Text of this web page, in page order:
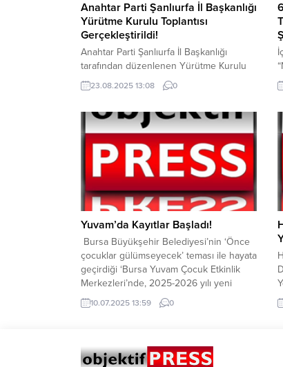
Anahtar Parti Şanlıurfa İl Başkanlığı
Yürütme Kurulu Toplantısı
Gerçekleştirildi!
Anahtar Parti Şanlıurfa İl Başkanlığı
tarafından düzenlenen Yürütme Kurulu
Toplantısı gerçekleştirildi. Toplantıda il
teşkilatının mevcut çalışmaları detaylı
dönemde izlenecek yol haritası ile
faaliyet planları ele alındı. YOL HARİTASI
VE FAALİYET PLANI MASAYA
YATIRILDIKurulda, parti teşkilatının saha
çalışmaları, halkla buluşma programları ve
yerel sorunlara dair çözüm önerileri...
23.08.2025 13:08 0
Yuvam’da Kayıtlar Başladı!
Bursa Büyükşehir Belediyesi’nin ‘Önce
çocuklar gülümseyecek’ teması ile hayata
geçirdiği ‘Bursa Yuvam Çocuk Etkinlik
Merkezleri’nde, 2025-2026 yılı yeni
dönemi ön kayıtları başladı. Bursa
Büyükşehir Belediyesi, 2025-2026
68 aylık) binlerce çocuğa, ‘Bursa Yuvam
10.07.2025 13:59 0